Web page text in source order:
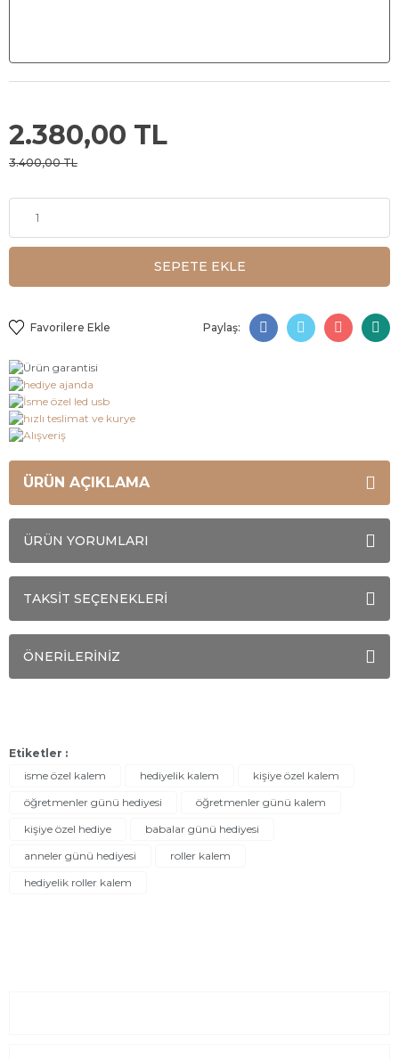
2.380,00 TL
3.400,00 TL
SEPETE EKLE
Paylaş:
ÜRÜN AÇIKLAMA
ÜRÜN YORUMLARI
TAKSİT SEÇENEKLERİ
ÖNERİLERİNİZ
Etiketler :
isme özel kalem
hediyelik kalem
kişiye özel kalem
öğretmenler günü hediyesi
öğretmenler günü kalem
kişiye özel hediye
babalar günü hediyesi
anneler günü hediyesi
roller kalem
hediyelik roller kalem